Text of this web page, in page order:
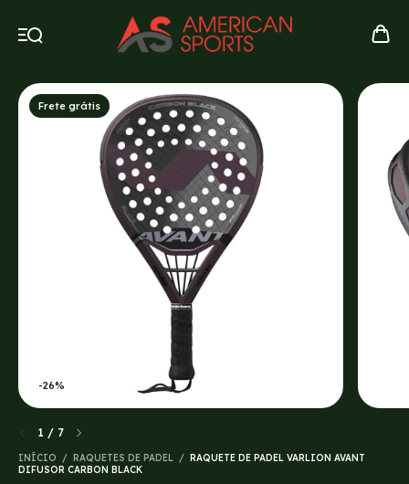
-26%
Frete grátis
1 / 7
INÍCIO / RAQUETES DE PADEL /
RAQUETE DE PADEL VARLION AVANT
DIFUSOR CARBON BLACK